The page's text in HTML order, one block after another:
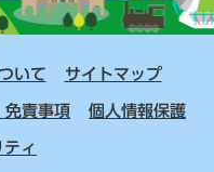
いて サイトマップ
免責事項 個人情報保護
ィ